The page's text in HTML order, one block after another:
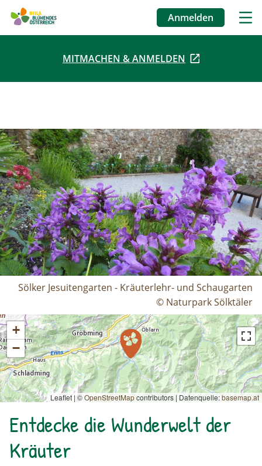
Direkt
Benutzermenü
Anmelden
MITMACHEN & ANMELDEN
Sölker Jesuitengarten - Kräuterlehr- und Schaugarten
© Naturpark Sölktäler
+
−
Leaflet | ©OpenStreetMapcontributors | Datenquelle:basemap.at
Entdecke die Wunderwelt der
Kräuter